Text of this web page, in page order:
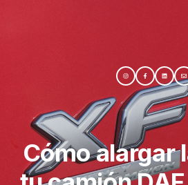
Cómo alargar